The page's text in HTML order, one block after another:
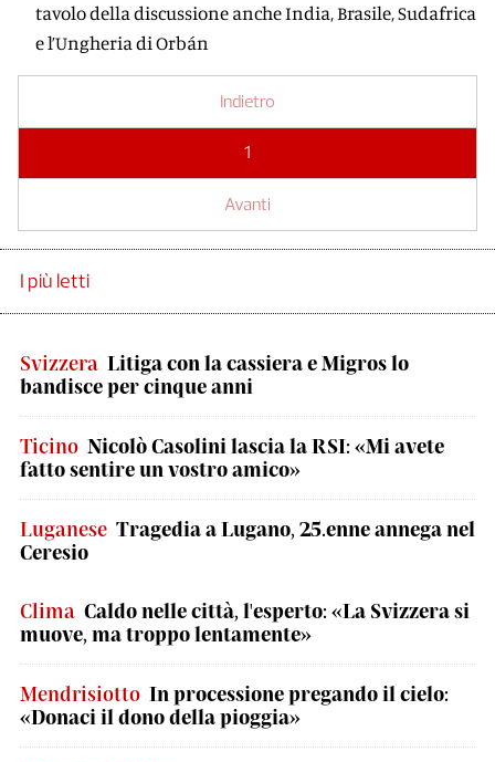
tavolo della discussione anche India, Brasile, Sudafrica
e l’Ungheria di Orbán
Indietro
1
Avanti
I più letti
Svizzera Litiga con la cassiera e Migros lo
bandisce per cinque anni
Ticino Nicolò Casolini lascia la RSI: «Mi avete
fatto sentire un vostro amico»
Luganese Tragedia a Lugano, 25.enne annega nel
Ceresio
Clima Caldo nelle città, l'esperto: «La Svizzera si
muove, ma troppo lentamente»
Mendrisiotto In processione pregando il cielo:
«Donaci il dono della pioggia»